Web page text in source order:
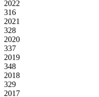
2022
316
2021
328
2020
337
2019
348
2018
329
2017